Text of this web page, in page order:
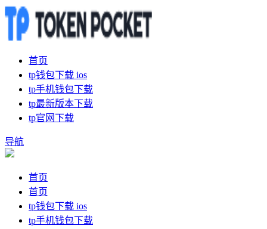
首页
tp钱包下载 ios
tp手机钱包下载
tp最新版本下载
tp官网下载
导航
首页
首页
tp钱包下载 ios
tp手机钱包下载